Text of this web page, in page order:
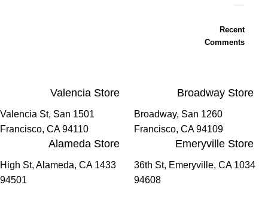
HP
To
Shop
Recent
Comments
Broadway Store
1260 Broadway, San
Francisco, CA 94109
Valencia Store
1501 Valencia St, San
Francisco, CA 94110
Emeryville Store
1034 36th St, Emeryville, CA
94608
Alameda Store
1433 High St, Alameda, CA
94501